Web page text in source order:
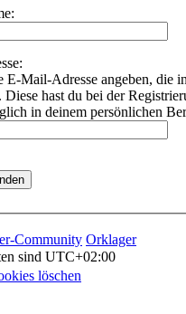
E-Mail-Adresse angeben, die
hast du bei der
in deinem persönlichen
Community Orklager
sind UTC+02:00
löschen